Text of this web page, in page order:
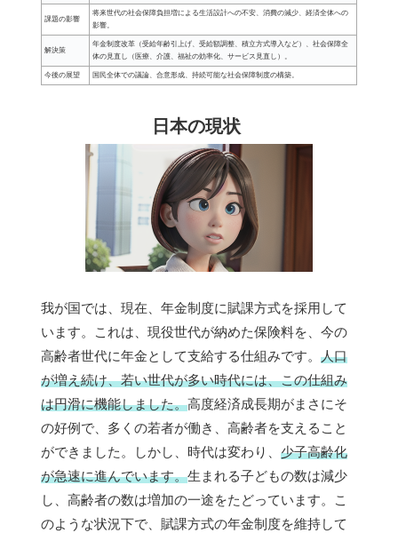
課題の影響
将来世代の社会保障負担増による生活設計への不安、消費の減少、経済全体への
影響。
解決策
年金制度改革（受給年齢引上げ、受給額調整、積立方式導入など）、社会保障全
体の見直し（医療、介護、福祉の効率化、サービス見直し）。
今後の展望 国民全体での議論、合意形成、持続可能な社会保障制度の構築。
日本の現状
我が国では、現在、年金制度に賦課方式を採用して
います。これは、現役世代が納めた保険料を、今の
高齢者世代に年金として支給する仕組みです。 人口
が増え続け、若い世代が多い時代には、この仕組み
は円滑に機能しました。高度経済成長期がまさにそ
の好例で、多くの若者が働き、高齢者を支えること
ができました。しかし、時代は変わり、 少子高齢化
が急速に進んでいます。生まれる子どもの数は減少
し、高齢者の数は増加の一途をたどっています。こ
のような状況下で、賦課方式の年金制度を維持して